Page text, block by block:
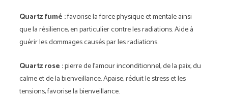
Quartz fumé :favorise la force physique et mentale ainsi
que la résilience, en particulier contre les radiations. Aide à
guérir les dommages causés par les radiations.
Quartz rose :pierre de l'amour inconditionnel, de la paix, du
calme et de la bienveillance. Apaise, réduit le stress et les
tensions, favorise la bienveillance.